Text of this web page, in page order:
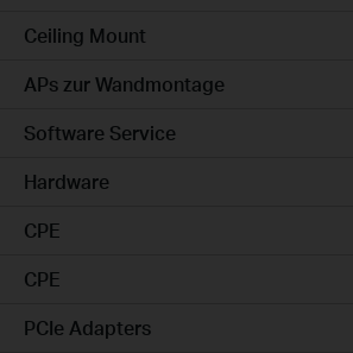
Ceiling Mount
APs zur Wandmontage
Software Service
Hardware
CPE
CPE
PCIe Adapters